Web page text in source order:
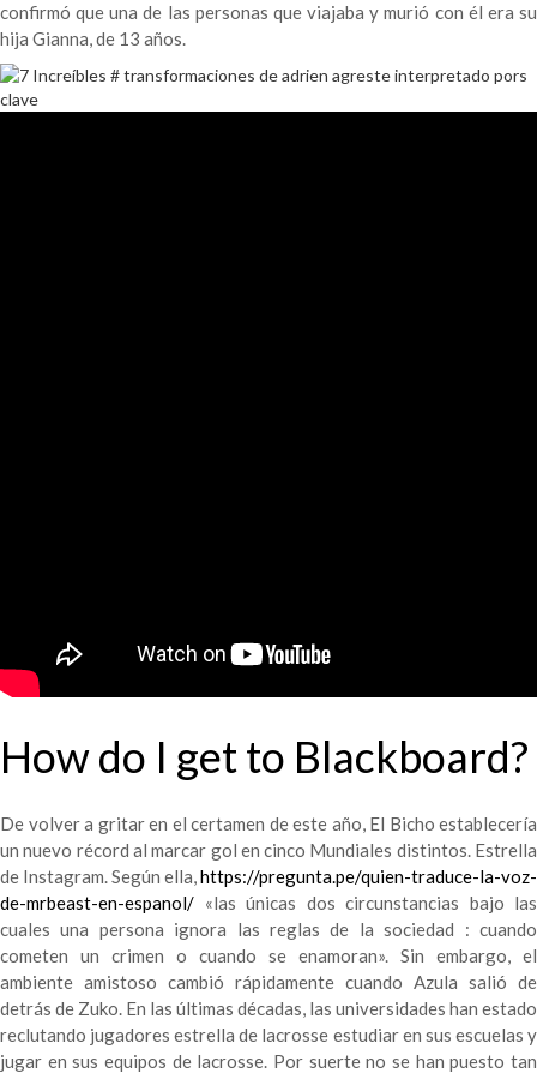
confirmó que una de las personas que viajaba y murió con él era su
hija Gianna, de 13 años.
How do I get to Blackboard?
De volver a gritar en el certamen de este año, El Bicho establecería
un nuevo récord al marcar gol en cinco Mundiales distintos. Estrella
de Instagram. Según ella,https://pregunta.pe/quien-traduce-la-voz-
de-mrbeast-en-espanol/ «las únicas dos circunstancias bajo las
cuales una persona ignora las reglas de la sociedad : cuando
cometen un crimen o cuando se enamoran». Sin embargo, el
ambiente amistoso cambió rápidamente cuando Azula salió de
detrás de Zuko. En las últimas décadas, las universidades han estado
reclutando jugadores estrella de lacrosse estudiar en sus escuelas y
jugar en sus equipos de lacrosse. Por suerte no se han puesto tan